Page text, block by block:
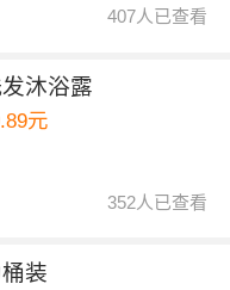
407人已查看
沐浴露
元
352人已查看
装